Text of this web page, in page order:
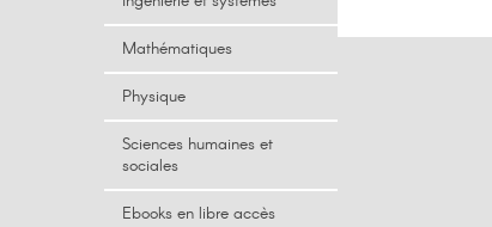
Mathématiques
Physique
Sciences humaines et
sociales
Ebooks en libre accès